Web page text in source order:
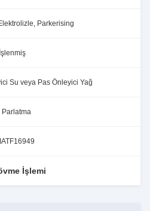
Parkerising
Su veya Pas Önleyici Yağ
Parlatma
İşlemi